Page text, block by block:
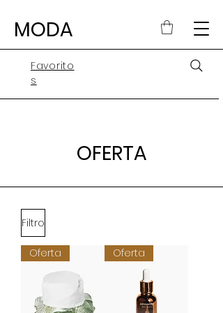
MODA
Favorito
s
OFERTA
Filtro
Oferta Oferta